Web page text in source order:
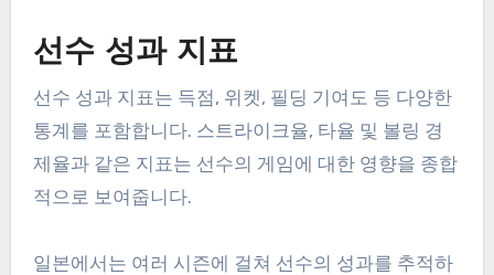
선수 성과 지표
선수 성과 지표는 득점, 위켓, 필딩 기여도 등 다양한
통계를 포함합니다. 스트라이크율, 타율 및 볼링 경
제율과 같은 지표는 선수의 게임에 대한 영향을 종합
적으로 보여줍니다.
일본에서는 여러 시즌에 걸쳐 선수의 성과를 추적하